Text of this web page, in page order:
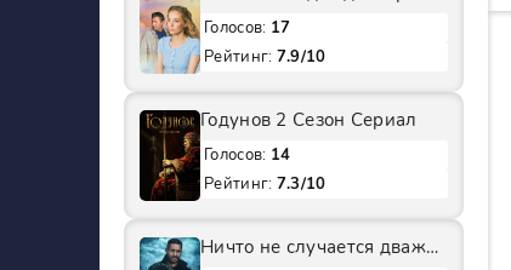
Голосов: 17
Рейтинг: 7.9/10
Годунов 2 Сезон Сериал
Голосов: 14
Рейтинг: 7.3/10
Ничто не случается дважды 1 Сезон Сериал